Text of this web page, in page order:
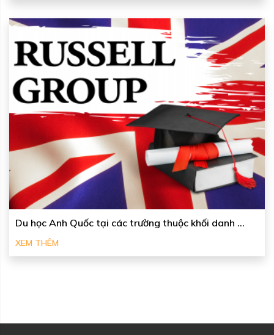
Du học Anh Quốc tại các trường thuộc khối danh ...
XEM THÊM